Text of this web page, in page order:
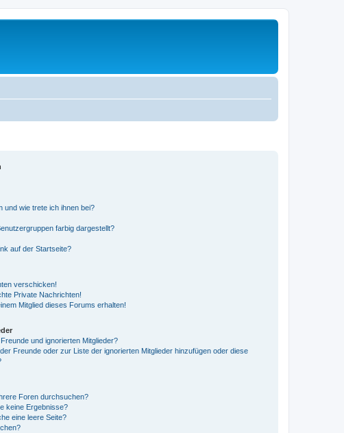
und wie trete ich ihnen bei?
farbig dargestellt?
auf der Startseite?
verschicken!
Private Nachrichten!
Mitglied dieses Forums erhalten!
und ignorierten Mitglieder?
Freunde oder zur Liste der ignorierten Mitglieder hinzufügen oder diese
Foren durchsuchen?
keine Ergebnisse?
eine leere Seite?